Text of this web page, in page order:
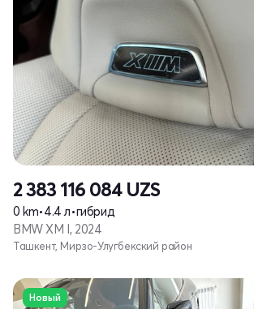
2 383 116 084 UZS
0 km•4.4 л•гибрид
BMW XM I, 2024
Ташкент, Мирзо-Улугбекский район
Новый